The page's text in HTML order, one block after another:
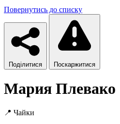
Повернутись до списку
Поділитися Поскаржитися
Мария Плевако
📍 Чайки